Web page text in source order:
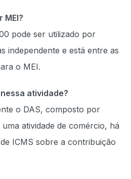
MEI?
pode ser utilizado por
independente e está entre as
o MEI.
atividade?
o DAS, composto por
atividade de comércio, há
ICMS sobre a contribuição